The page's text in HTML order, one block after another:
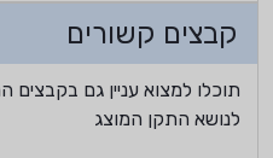
קבצים קשורים
תוכלו למצוא עניין גם בקבצים
לנושא התקן המוצג